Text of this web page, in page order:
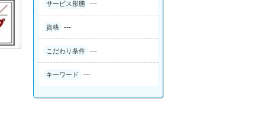
サービス形態 ---
資格 ---
こだわり条件 ---
キーワード ---